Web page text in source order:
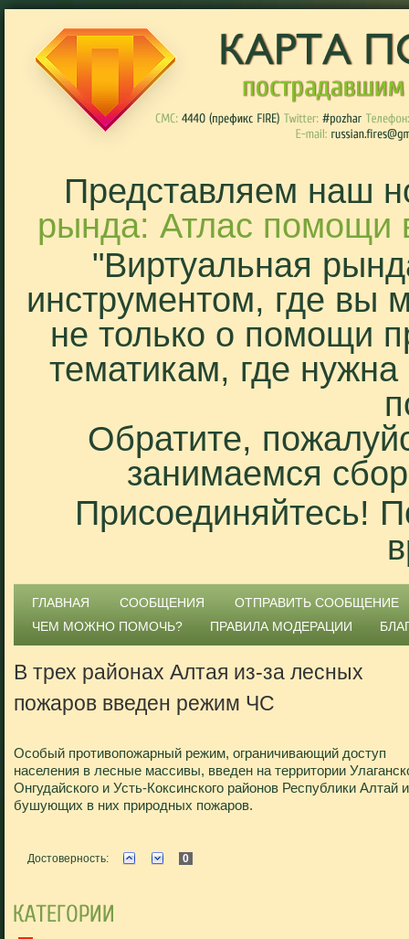
Представляем наш
рында: Атлас помощи
"Виртуальная
инструментом, где вы
не только о помощи
тематикам, где
Обратите,
занимаемся
Присоединяйтесь!
ГЛАВНАЯ СООБЩЕНИЯ
ОТПРАВИТЬ СООБЩЕНИЕ
ЧЕМ МОЖНО ПОМОЧЬ?
ПРАВИЛА МОДЕРАЦИИ
В трех районах Алтая из-за лесных
пожаров введен режим ЧС
Особый противопожарный режим, ограничивающий доступ
населения в лесные массивы, введен на территории
Онгудайского и Усть-Коксинского районов Республики Алтай
бушующих в них природных пожаров.
Достоверность: 0